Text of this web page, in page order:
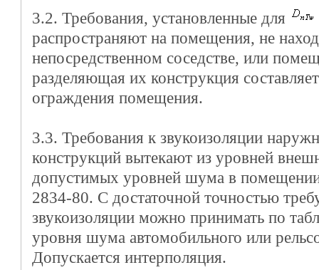
3.2. Требования, установленные для
распространяют на помещения, не
непосредственном соседстве, или
разделяющая их конструкция
ограждения помещения.
3.3. Требования к звукоизоляции
конструкций вытекают из уровней
допустимых уровней шума в
2834-80. С достаточной точностью
звукоизоляции можно принимать по
уровня шума автомобильного или
Допускается интерполяция.